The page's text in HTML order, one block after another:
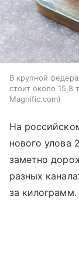
В крупной
стоит около 15,8
Magnific.com
На
нового улова
заметно
разных
за килограмм.